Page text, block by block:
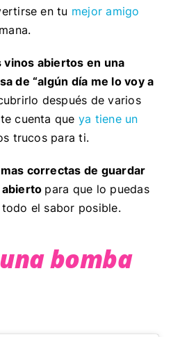
en tu mejor amigo
abiertos en una
de “algún día me lo voy a
después de varios
cuenta que ya tiene un
trucos para ti.
correctas de guardar
abierto para que lo puedas
el sabor posible.
bomba